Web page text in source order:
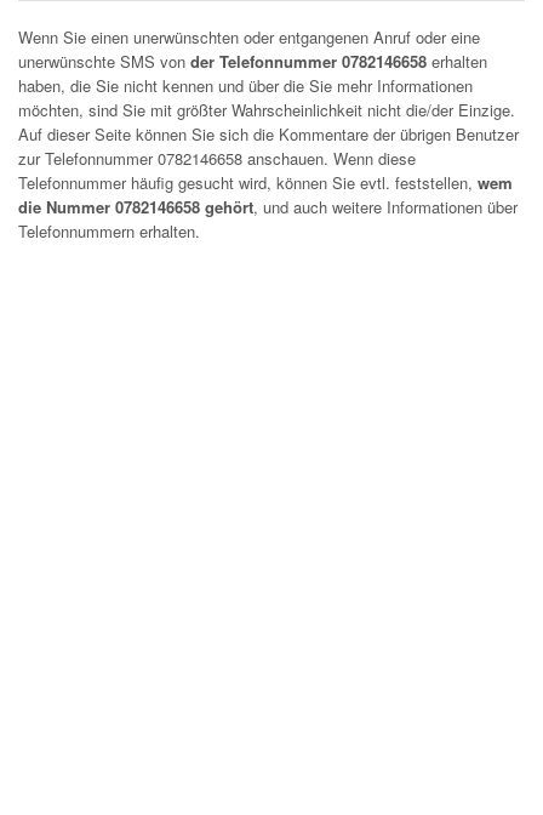
Wenn Sie einen unerwünschten oder entgangenen Anruf oder eine
unerwünschte SMS von der Telefonnummer 0782146658 erhalten
haben, die Sie nicht kennen und über die Sie mehr Informationen
möchten, sind Sie mit größter Wahrscheinlichkeit nicht die/der Einzige.
Auf dieser Seite können Sie sich die Kommentare der übrigen Benutzer
zur Telefonnummer0782146658 anschauen. Wenn diese
Telefonnummer häufig gesucht wird, können Sie evtl. feststellen, wem
die Nummer 0782146658 gehört, und auch weitere Informationen über
Telefonnummern erhalten.